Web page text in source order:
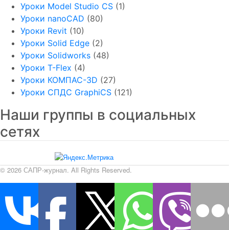
Уроки Model Studio CS (1)
Уроки nanoCAD (80)
Уроки Revit (10)
Уроки Solid Edge (2)
Уроки Solidworks (48)
Уроки T-Flex (4)
Уроки КОМПАС-3D (27)
Уроки СПДС GraphiCS (121)
Наши группы в социальных
сетях
© 2026 САПР-журнал. All Rights Reserved.